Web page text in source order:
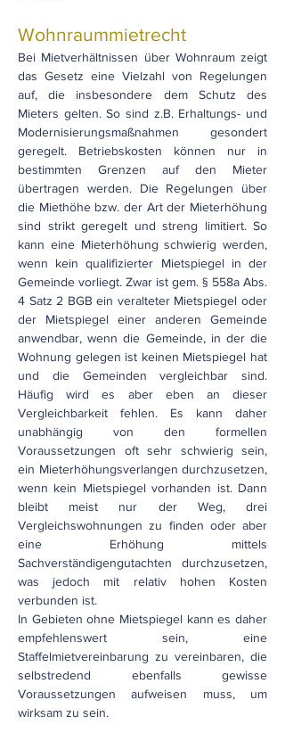
Wohnraummietrecht
Bei Mietverhältnissen über Wohnraum zeigt
das Gesetz eine Vielzahl von Regelungen
auf, die insbesondere dem Schutz des
Mieters gelten. So sind z.B. Erhaltungs- und
Modernisierungsmaßnahmen gesondert
geregelt. Betriebskosten können nur in
bestimmten Grenzen auf den Mieter
übertragen werden. Die Regelungen über
die Miethöhe bzw. der Art der Mieterhöhung
sind strikt geregelt und streng limitiert. So
kann eine Mieterhöhung schwierig werden,
wenn kein qualifizierter Mietspiegel in der
Gemeinde vorliegt. Zwar ist gem. § 558a Abs.
4 Satz 2 BGB ein veralteter Mietspiegel oder
der Mietspiegel einer anderen Gemeinde
anwendbar, wenn die Gemeinde, in der die
Wohnung gelegen ist keinen Mietspiegel hat
und die Gemeinden vergleichbar sind.
Häufig wird es aber eben an dieser
Vergleichbarkeit fehlen. Es kann daher
unabhängig von den formellen
Voraussetzungen oft sehr schwierig sein,
ein Mieterhöhungsverlangen durchzusetzen,
wenn kein Mietspiegel vorhanden ist. Dann
bleibt meist nur der Weg, drei
Vergleichswohnungen zu finden oder aber
eine Erhöhung mittels
Sachverständigengutachten durchzusetzen,
was jedoch mit relativ hohen Kosten
verbunden ist.
In Gebieten ohne Mietspiegel kann es daher
empfehlenswert sein, eine
Staffelmietvereinbarung zu vereinbaren, die
selbstredend ebenfalls gewisse
Voraussetzungen aufweisen muss, um
wirksam zu sein.